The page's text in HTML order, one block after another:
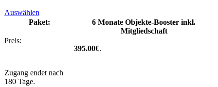
Auswählen
6 Monate Objekte-Booster inkl.
Mitgliedschaft
395.00€.
Zugang endet nach
180 Tage.